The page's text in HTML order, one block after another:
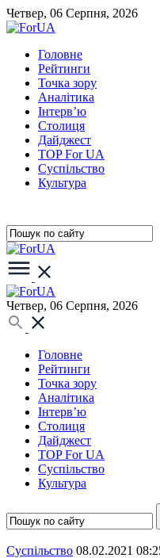
Четвер, 06 Серпня, 2026
Головне
Рейтинги
Точка зору
Аналітика
Інтерв’ю
Столиця
Дайджест
TOP For UA
Суспiльство
Культура
Четвер, 06 Серпня, 2026
Головне
Рейтинги
Точка зору
Аналітика
Інтерв’ю
Столиця
Дайджест
TOP For UA
Суспiльство
Культура
Суспiльство 08.02.2021